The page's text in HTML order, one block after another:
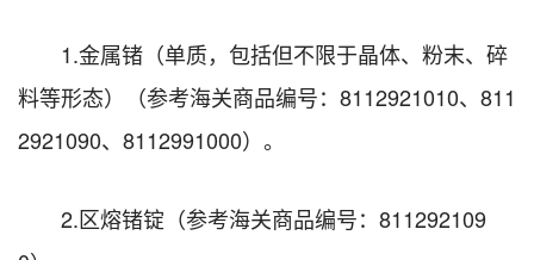
1.金属锗（单质，包括但不限于晶体、粉末、碎
料等形态）（参考海关商品编号：8112921010、811
2921090、8112991000）。
2.区熔锗锭（参考海关商品编号：811292109